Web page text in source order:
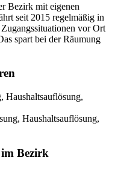
Bezirk mit eigenen
seit 2015 regelmäßig in
vor Ort
spart bei der Räumung
Haushaltsauflösung,
Haushaltsauflösung,
Bezirk